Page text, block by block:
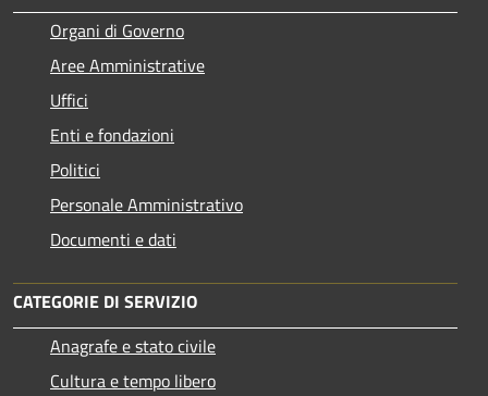
Organi di Governo
Aree Amministrative
Uffici
Enti e fondazioni
Politici
Personale Amministrativo
Documenti e dati
CATEGORIE DI SERVIZIO
Anagrafe e stato civile
Cultura e tempo libero